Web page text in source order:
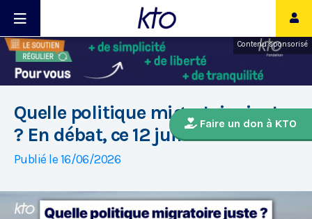
Contenu sponsorisé
Faire un don à KTO
Quelle politique migratoire juste
? En débat, ce 12 juin sur KTO
Publié le 16/06/2026